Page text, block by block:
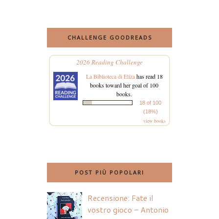
CHALLENGE GOODREADS
2026 Reading Challenge
La Biblioteca di Elizahas read 18
books toward her goal of 100
books.
18 of 100
(18%)
view books
POST PIÙ POPOLARI
Recensione: Fate il
vostro gioco - Antonio